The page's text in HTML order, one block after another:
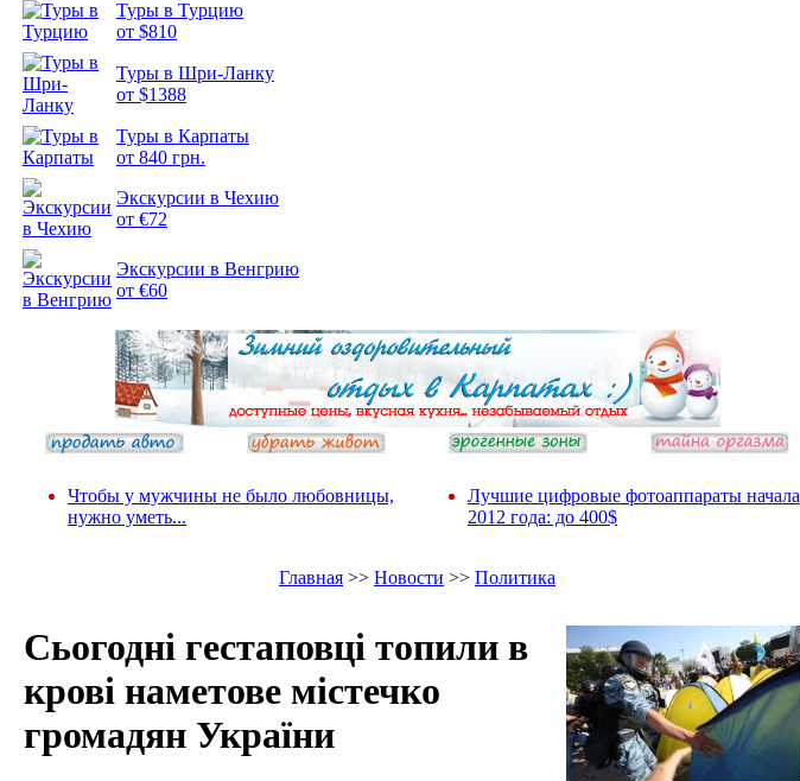
Туры в Турцию
от $810
Туры в Шри-Ланку
от $1388
Туры в Карпаты
от 840 грн.
Экскурсии в Чехию
от €72
Экскурсии в Венгрию
от €60
Чтобы у мужчины не было любовницы,
нужно уметь...
Лучшие цифровые фотоаппараты начала
2012 года: до 400$
Главная >> Новости >> Политика
Сьогодні гестаповці топили в
крові наметове містечко
громадян України